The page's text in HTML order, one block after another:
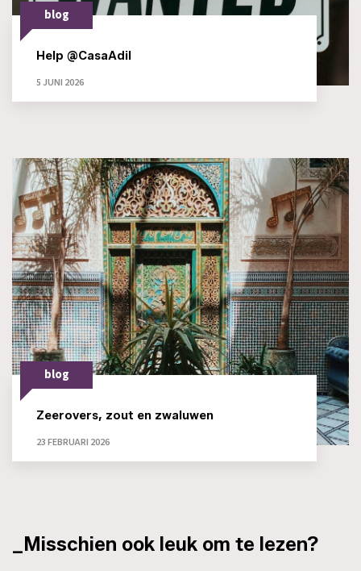
blog
Help @CasaAdil
5 JUNI 2026
blog
Zeerovers, zout en zwaluwen
23 FEBRUARI 2026
_Misschien ook leuk om te lezen?